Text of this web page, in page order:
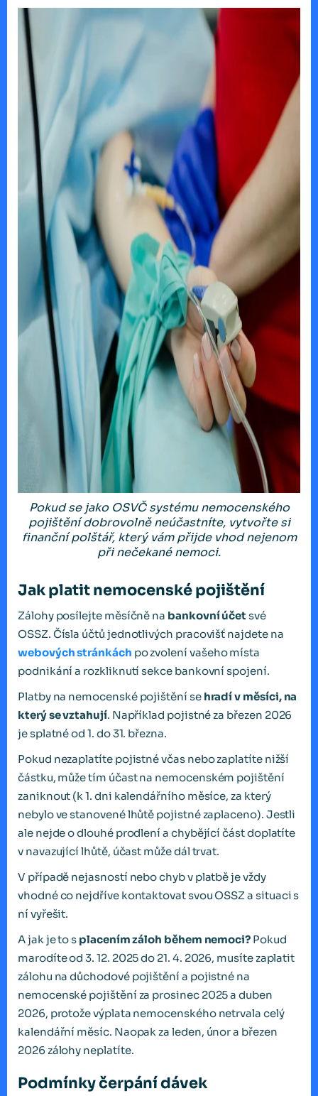
Pokud se jako OSVČ systému nemocenského
pojištění dobrovolně neúčastníte, vytvořte si
finanční polštář, který vám přijde vhod nejenom
při nečekané nemoci.
Jak platit nemocenské pojištění
Zálohy posílejte měsíčně na bankovní účetsvé
OSSZ. Čísla účtů jednotlivých pracovišť najdete na
webových stránkách po zvolení vašeho místa
podnikání a rozkliknutí sekce bankovní spojení.
Platby na nemocenské pojištění se hradí v měsíci, na
který se vztahují. Například pojistné za březen 2026
je splatné od 1. do 31. března.
Pokud nezaplatíte pojistné včas nebo zaplatíte nižší
částku, může tím účast na nemocenském pojištění
zaniknout (k 1. dni kalendářního měsíce, za který
nebylo ve stanovené lhůtě pojistné zaplaceno). Jestli
ale nejde o dlouhé prodlení a chybějící část doplatíte
v navazující lhůtě, účast může dál trvat.
V případě nejasností nebo chyb v platbě je vždy
vhodné co nejdříve kontaktovat svou OSSZ a situaci s
ní vyřešit.
A jak je to s placením záloh během nemoci? Pokud
marodíte od 3. 12. 2025 do 21. 4. 2026, musíte zaplatit
zálohu na důchodové pojištění a pojistné na
nemocenské pojištění za prosinec 2025 a duben
2026, protože výplata nemocenského netrvala celý
kalendářní měsíc. Naopak za leden, únor a březen
2026 zálohy neplatíte.
Podmínky čerpání dávek